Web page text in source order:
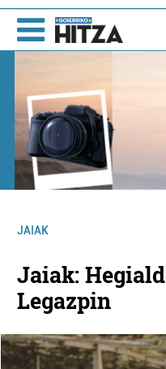
JAIAK
Jaiak:
Legazpin